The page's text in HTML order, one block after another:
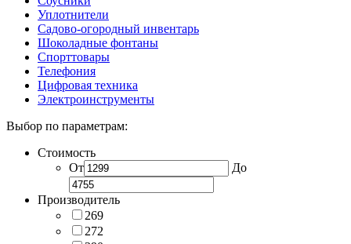
Уплотнители
Садово-огородный инвентарь
Шоколадные фонтаны
Спорттовары
Телефония
Цифровая техника
Электроинструменты
Выбор по параметрам:
Стоимость
От
До
Производитель
269
272